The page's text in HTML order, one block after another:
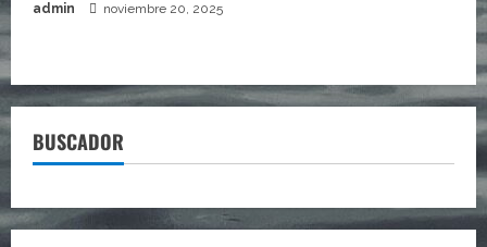
admin noviembre 20, 2025
BUSCADOR